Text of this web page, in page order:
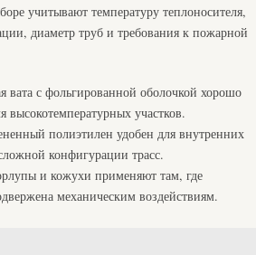
учитывают температуру теплоносителя,
диаметр труб и требования к пожарной
вата с фольгированной оболочкой хорошо
высокотемпературных участков.
полиэтилен удобен для внутренних
конфигурации трасс.
и кожухи применяют там, где
механическим воздействиям.